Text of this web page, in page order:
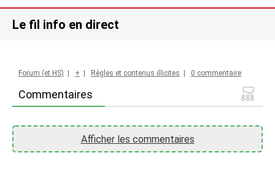
Le fil info en direct
Commentaires
Forum (et HS) + Règles et contenus illicites 0 commentaire
Afficher les commentaires